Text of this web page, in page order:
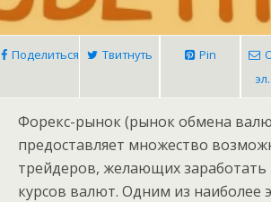
Поделиться Твитнуть Pin
Форекс-рынок (рынок обмена
предоставляет множество
трейдеров, желающих заработать
курсов валют. Одним из наиболее